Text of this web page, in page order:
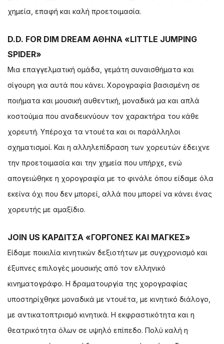
χημεία, επαφή και καλή προετοιμασία.
D.D. FOR DIM DREAM ΑΘΗΝΑ «LITTLE JUMPING
SPIDER»
Μια επαγγελματική ομάδα, γεμάτη συναισθήματα και
σίγουρη για αυτά που κάνει. Χορογραφία βασισμένη σε
ποιήματα και μουσική αυθεντική, μοναδικά μα και απλά
κοστούμια που αναδεικνύουν τον χαρακτήρα του κάθε
χορευτή. Υπέροχα τα ντουέτα και οι παράλληλοι
σχηματισμοί. Και η αλληλεπίδραση των χορευτών έδειχνε
την προετοιμασία και την χημεία που υπήρχε, ενώ
απογειώθηκε η χορογραφία με το φινάλε όπου είδαμε όλα
εκείνα όχι που δεν μπορεί, αλλά που μπορεί να κάνει ένας
χορευτής με αμαξίδιο.
JOIN US ΚΑΡΔΙΤΣΑ «ΓΟΡΓΟΝΕΣ ΚΑΙ ΜΑΓΚΕΣ»
Είδαμε ποικιλία κινητικών δεξιοτήτων με συγχρονισμό και
έξυπνες επιλογές μουσικής από τον ελληνικό
κινηματογράφο. Η δραματουργία της χορογραφίας
υποστηρίχθηκε μοναδικά με ντουέτα, με κινητικό διάλογο,
με αντικατοπτρισμό κινητικά. Η εκφραστικότητα και η
θεατρικότητα όλων σε υψηλό επίπεδο. Πολύ καλή η